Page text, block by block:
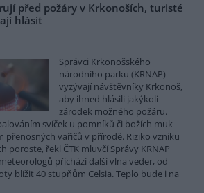
před požáry v Krkonoších, turisté
hlásit
Správci Krkonošského
národního parku (KRNAP)
vyzývají návštěvníky Krkonoš,
aby ihned hlásili jakýkoli
zárodek možného požáru.
svíček u pomníků či božích muk
přenosných vařičů v přírodě. Riziko vzniku
poroste, řekl ČTK mluvčí Správy KRNAP
přichází další vlna veder, od
blížit 40 stupňům Celsia. Teplo bude i na